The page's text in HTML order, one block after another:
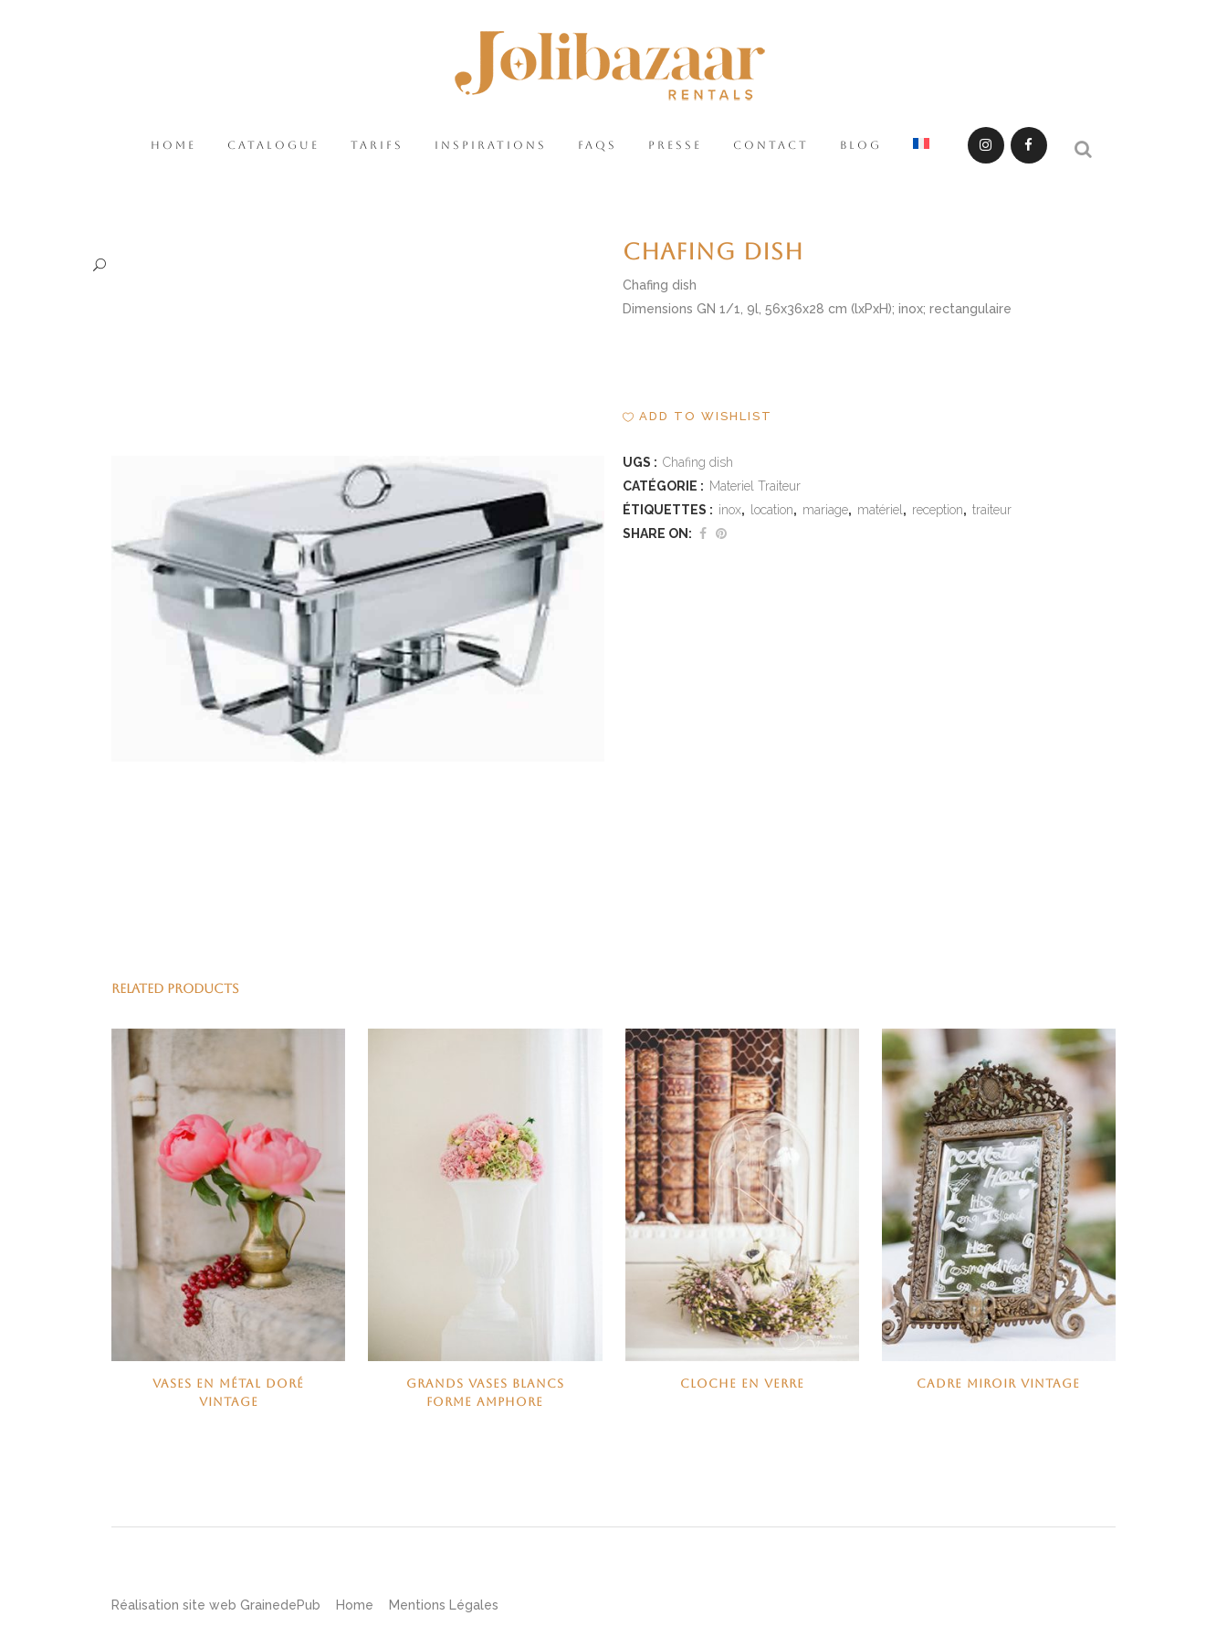
HOME CATALOGUE TARIFS INSPIRATIONS FAQS PRESSE CONTACT BLOG
CHAFING DISH
Chafing dish
Dimensions GN 1/1, 9l, 56x36x28 cm (lxPxH); inox; rectangulaire
ADD TO WISHLIST
UGS : Chafing dish
CATÉGORIE : Materiel Traiteur
ÉTIQUETTES : inox, location, mariage, matériel , reception, traiteur
SHARE ON:
RELATED PRODUCTS
VASES EN MÉTAL DORÉ
VINTAGE
GRANDS VASES BLANCS
FORME AMPHORE
CLOCHE EN VERRE CADRE MIROIR VINTAGE
Réalisation site web GrainedePub Home Mentions Légales